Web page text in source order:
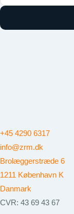
+45 4290 6317
info@zrm.dk
Brolæggerstræde 6
1211 København K
Danmark
CVR: 43 69 43 67